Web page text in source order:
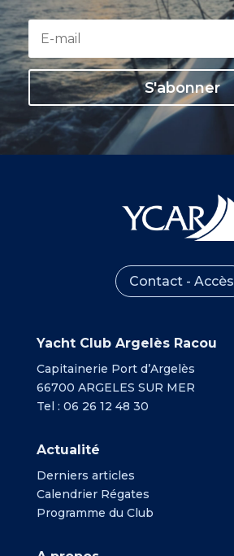
S'abonner
Contact - Accès
Yacht Club Argelès Racou
Capitainerie Port d’Argelès
66700 ARGELES SUR MER
Tel : 06 26 12 48 30
Actualité
Derniers articles
Calendrier Régates
Programme du Club